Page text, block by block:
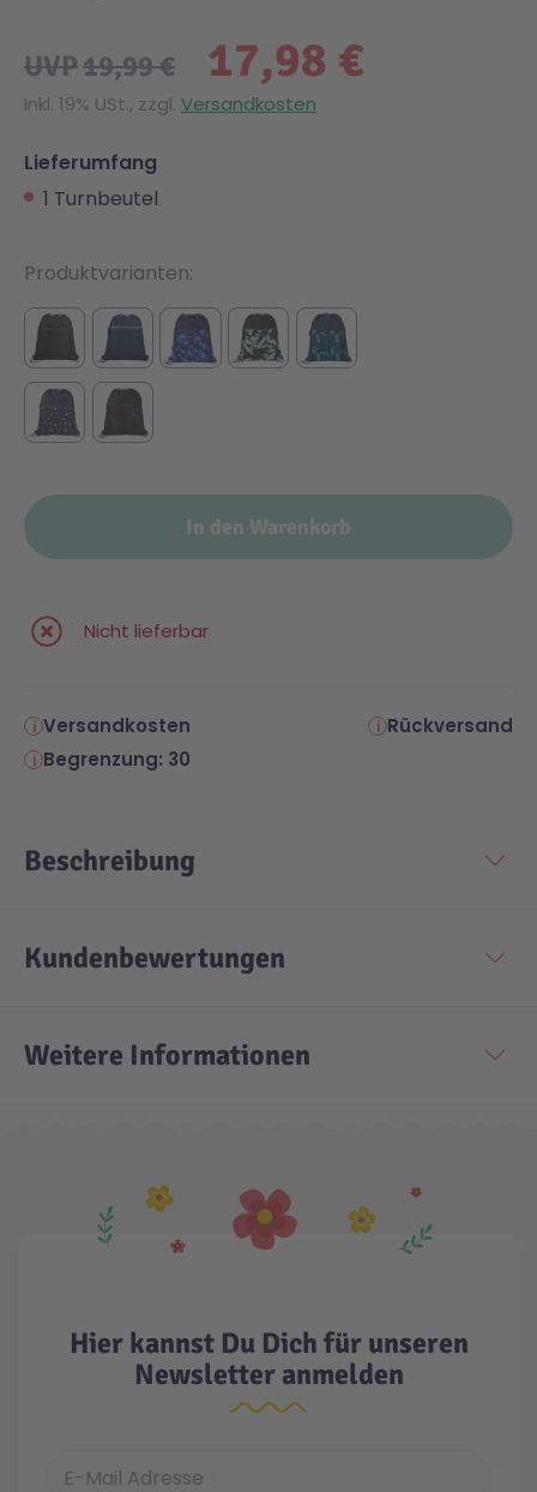
17,98 €
UVP19,99 €
Inkl. 19% USt., zzgl. Versandkosten
Lieferumfang
1 Turnbeutel
In den Warenkorb
Nicht lieferbar
Produktvarianten
Versandkosten
Rückversand
Begrenzung: 30
Beschreibung
Kundenbewertungen
Weitere Informationen
Hier kannst Du Dich für unseren
Newsletter anmelden